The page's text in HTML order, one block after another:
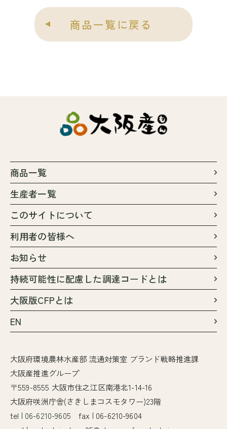
商品一覧に戻る
商品一覧
生産者一覧
このサイトについて
利用者の皆様へ
お知らせ
持続可能性に配慮した調達コードとは
大阪版CFPとは
EN
大阪府環境農林水産部 流通対策室 ブランド戦略推進課
大阪産推進グループ
〒559-8555 大阪市住之江区南港北1-14-16
大阪府咲洲庁舎(さきしまコスモタワー)23階
tel | 06-6210-9605 fax | 06-6210-9604